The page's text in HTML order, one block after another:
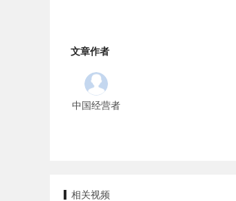
文章作者
中国经营者
相关视频